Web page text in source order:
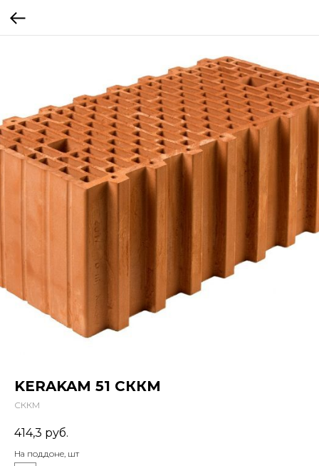
KERAKAM 51 СККМ
СККМ
414,3 руб.
На поддоне, шт